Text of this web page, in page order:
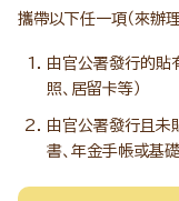
攜帶以下任一項（來辦
由官公署發行的貼
照、居留卡等）
由官公署發行且未
書、年金手帳或基